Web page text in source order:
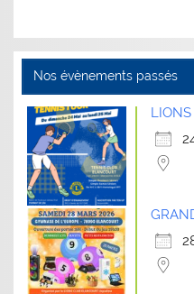
Nos évènements passés